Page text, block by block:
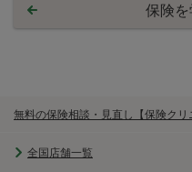
無料の保険相談・見直し【保険クリ
保険
全国店舗一覧